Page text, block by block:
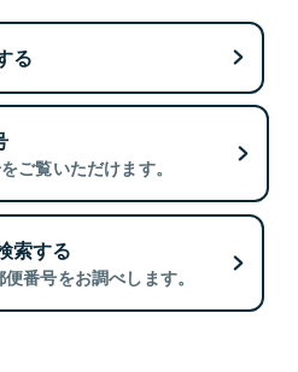
る
ご覧いただけます。
索する
番号をお調べします。